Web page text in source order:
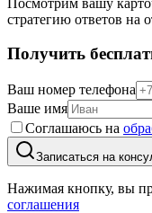
стратегию ответов на
Получить
Ваш номер телефона
Ваше имя
Соглашаюсь на
Записаться на
Нажимая кнопку, вы
соглашения